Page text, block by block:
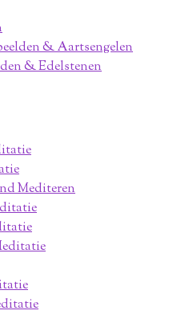
& Aartsengelen
& Edelstenen
Mediteren